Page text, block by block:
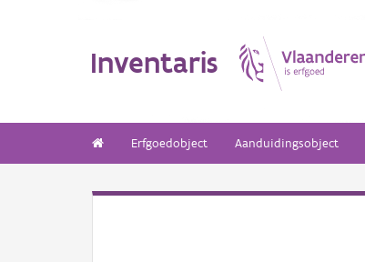
Inventaris
Erfgoedobject Aanduidingsobject